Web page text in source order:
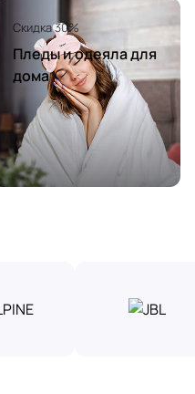
Скидка 30%
Пледы и одеяла для
дома